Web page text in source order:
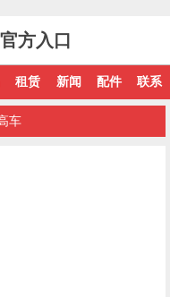
方入口
租赁 新闻 配件 联系
车